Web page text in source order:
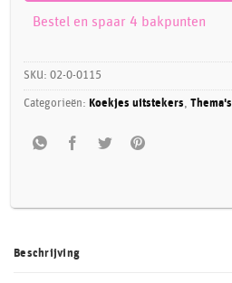
Bestel en spaar 4 bakpunten
SKU:02-0-0115
Categorieën: Koekjes uitstekers,Thema's
Beschrijving